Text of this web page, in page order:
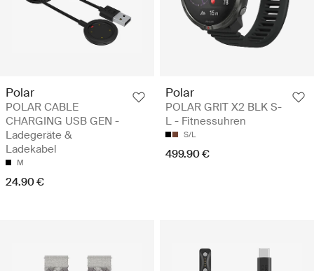
Polar
POLAR CABLE
CHARGING USB GEN -
Ladegeräte &
Ladekabel
M
24.90 €
Polar
POLAR GRIT X2 BLK S-
L - Fitnessuhren
S/L
499.90 €